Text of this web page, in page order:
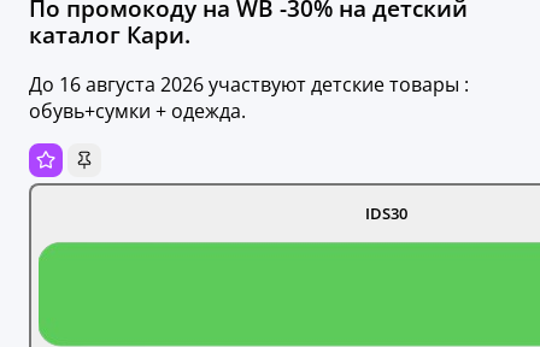
По промокоду на WB -30% на детский
каталог Кари.
До 16 августа 2026 участвуют детские товары :
обувь+сумки + одежда.
IDS30